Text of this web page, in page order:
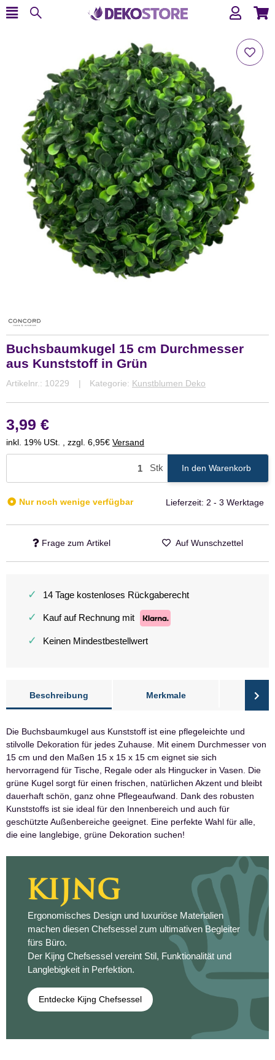
Buchsbaumkugel 15 cm Durchmesser
aus Kunststoff in Grün
Artikelnr.: 10229 Kategorie: Kunstblumen Deko
3,99 €
inkl. 19% USt. , zzgl. 6,95€ Versand
Stk In den Warenkorb
Nur noch wenige verfügbar Lieferzeit: 2 - 3 Werktage
Frage zum Artikel Auf Wunschzettel
✓ 14 Tage kostenloses Rückgaberecht
✓ Kauf auf Rechnung mit
✓ Keinen Mindestbestellwert
Beschreibung Merkmale
Die Buchsbaumkugel aus Kunststoff ist eine pflegeleichte und
stilvolle Dekoration für jedes Zuhause. Mit einem Durchmesser von
15 cm und den Maßen 15 x 15 x 15 cm eignet sie sich
hervorragend für Tische, Regale oder als Hingucker in Vasen. Die
grüne Kugel sorgt für einen frischen, natürlichen Akzent und bleibt
dauerhaft schön, ganz ohne Pflegeaufwand. Dank des robusten
Kunststoffs ist sie ideal für den Innenbereich und auch für
geschützte Außenbereiche geeignet. Eine perfekte Wahl für alle,
die eine langlebige, grüne Dekoration suchen!
Ergonomisches Design und luxuriöse Materialien
machen diesen Chefsessel zum ultimativen Begleiter
fürs Büro.
Der Kijng Chefsessel vereint Stil, Funktionalität und
Langlebigkeit in Perfektion.
Entdecke Kijng Chefsessel